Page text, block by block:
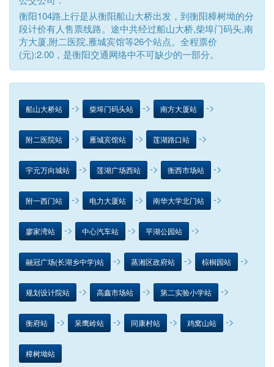
衡阳104路上行是从衡阳船山大桥出发，到衡阳樟树坳的分
段计价有人售票线路。途中共经过船山大桥,柴埠门码头,南
方大厦,附二医院,雁城宾馆等26个站点。全程票价
(元):2.00，是衡阳交通网络中不可缺少的一部分。
船山大桥站 -> 柴埠门码头站 -> 南方大厦站 ->
附二医院站 -> 雁城宾馆站 -> 莲湖路口站 ->
宇元万向城站 -> 莲湖广场西站 -> 衡西市场站 ->
附一西门站 -> 电力大厦站 -> 南华大学北门站 ->
廖家湾站 -> 中心汽车站 -> 平湖公园站 ->
融冠广场(长湖乡中学)站 -> 蒸湘区政府站 -> 棕榈园站 ->
规划设计院站 -> 高鑫市场站 -> 第二实验小学站 ->
衡府站 -> 呆鹰岭站 -> 同康村站 -> 鸡窝山站 ->
樟树坳站